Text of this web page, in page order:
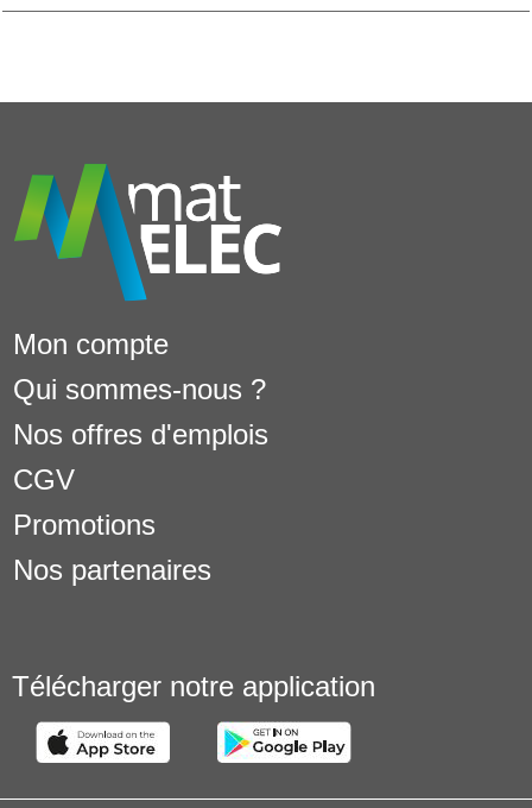
Mon compte
Qui sommes-nous ?
Nos offres d'emplois
CGV
Promotions
Nos partenaires
Télécharger notre application